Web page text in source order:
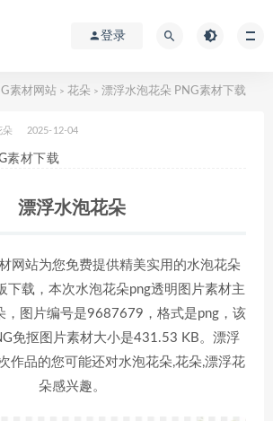
登录
素材网站 > 花朵 > 漂浮水泡花朵 PNG素材下载
朵 2025-12-04
素材下载
漂浮水泡花朵
网站为您免费提供精美实用的水泡花朵
下载，本次水泡花朵png透明图片素材主
，图片编号是9687679，格式是png，该
免抠图片素材大小是431.53 KB。漂浮
作品的您可能还对水泡花朵,花朵,漂浮花
朵感兴趣。